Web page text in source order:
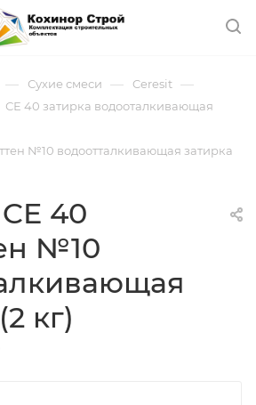
— Сухие смеси — Ceresit —
СЕ 40 затирка водооталкивающая
№10 водоотталкивающая затирка
40
№10
кг)